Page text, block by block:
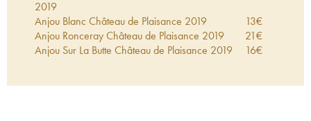
2019
Anjou Blanc Château de Plaisance 2019 13€
Anjou Ronceray Château de Plaisance 2019 21€
Anjou Sur La Butte Château de Plaisance 2019 16€